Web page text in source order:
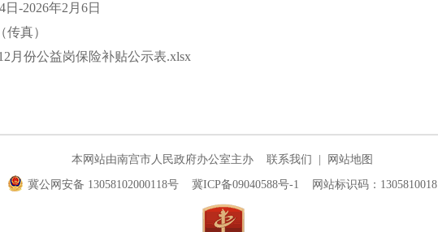
日-2026年2月6日
传真）
月份公益岗保险补贴公示表.xlsx
本网站由南宫市人民政府办公室主办 联系我们 网站地图
冀公网安备 13058102000118号 冀ICP备09040588号-1 网站标识码：1305810018